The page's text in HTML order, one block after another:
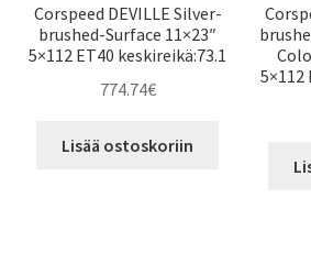
Corspeed DEVILLE Silver-
brushed-Surface 11×23″
5×112 ET40 keskireikä:73.1
774.74€
Lisää ostoskoriin
5×112